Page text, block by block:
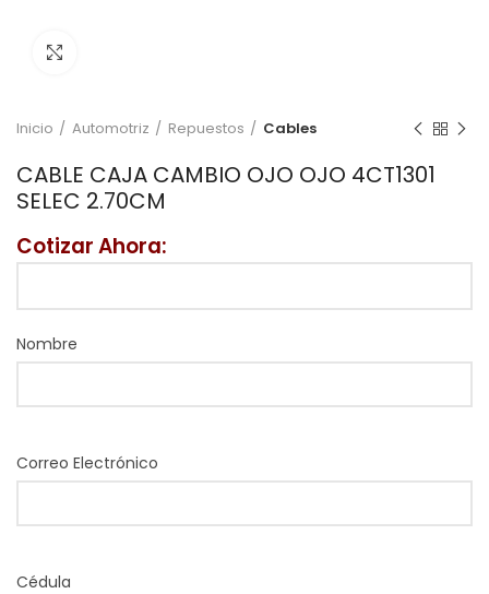
Inicio Automotriz Repuestos Cables
CABLE CAJA CAMBIO OJO OJO 4CT1301
SELEC 2.70CM
Cotizar Ahora:
Nombre
Correo Electrónico
Cédula